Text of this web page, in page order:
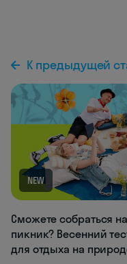
К предыдущей
NEW
Сможете собраться
пикник? Весенний
для отдыха на